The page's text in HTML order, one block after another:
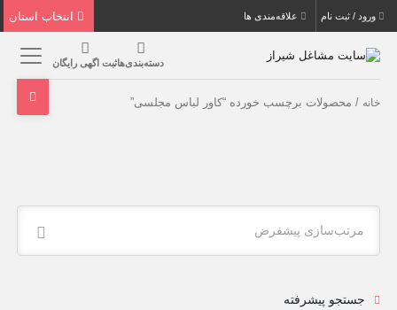
ورود / ثبت نام علاقه‌مندی ها
دسته‌بندی‌هاثبت اگهی رایگان
خانه / محصولات برچسب خورده “کاور لباس مجلسی”
مرتب‌سازی پیشفرض
جستجو پیشرفته